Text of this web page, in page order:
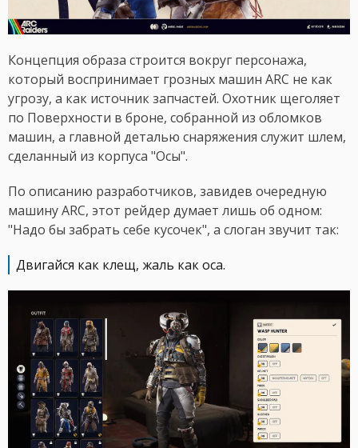
Концепция образа строится вокруг персонажа,
который воспринимает грозных машин ARC не как
угрозу, а как источник запчастей. Охотник щеголяет
по Поверхности в броне, собранной из обломков
машин, а главной деталью снаряжения служит шлем,
сделанный из корпуса "Осы".
По описанию разработчиков, завидев очередную
машину ARC, этот рейдер думает лишь об одном:
"Надо бы забрать себе кусочек", а слоган звучит так:
Двигайся как клещ, жаль как оса.